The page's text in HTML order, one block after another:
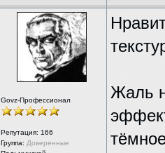
Govz-Профессионал
Репутация: 166
Группа: Доверенные
Жаль